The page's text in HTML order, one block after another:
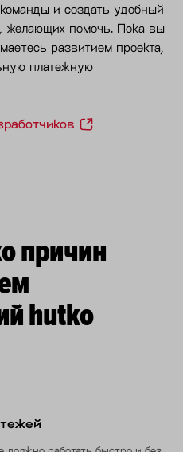
и создать удобный
желающих помочь. Пока вы
развитием проекта,
платежную
причин
hutko